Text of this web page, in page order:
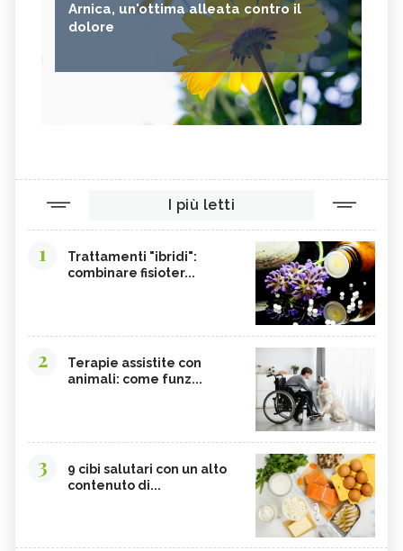
Arnica, un'ottima alleata contro il
dolore
I più letti
1
Trattamenti "ibridi":
combinare fisioter...
2
Terapie assistite con
animali: come funz...
3
9 cibi salutari con un alto
contenuto di...